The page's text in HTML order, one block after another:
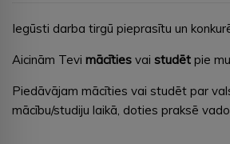
Iegūsti darba tirgū pieprasītu un
Aicinām Tevi mācīties vai studēt pie
Piedāvājam mācīties vai studēt par
mācību/studiju laikā, doties praksē